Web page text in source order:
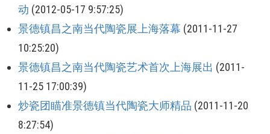
动 (2012-05-17 9:57:25)
景德镇昌之南当代陶瓷展上海落幕 (2011-11-27
10:25:20)
景德镇昌之南当代陶瓷艺术首次上海展出 (2011-
11-25 17:00:39)
炒瓷团瞄准景德镇当代陶瓷大师精品 (2011-11-20
8:27:54)